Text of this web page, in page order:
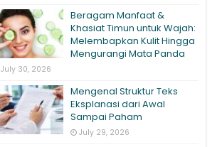
Beragam Manfaat &
Khasiat Timun untuk Wajah:
Melembapkan Kulit Hingga
Mengurangi Mata Panda
July 30, 2026
Mengenal Struktur Teks
Eksplanasi dari Awal
Sampai Paham
July 29, 2026